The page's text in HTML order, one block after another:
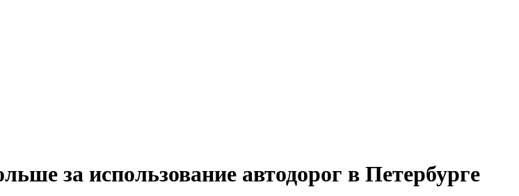
за использование автодорог в Петербурге